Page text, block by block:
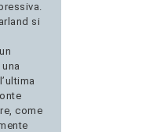
si
come